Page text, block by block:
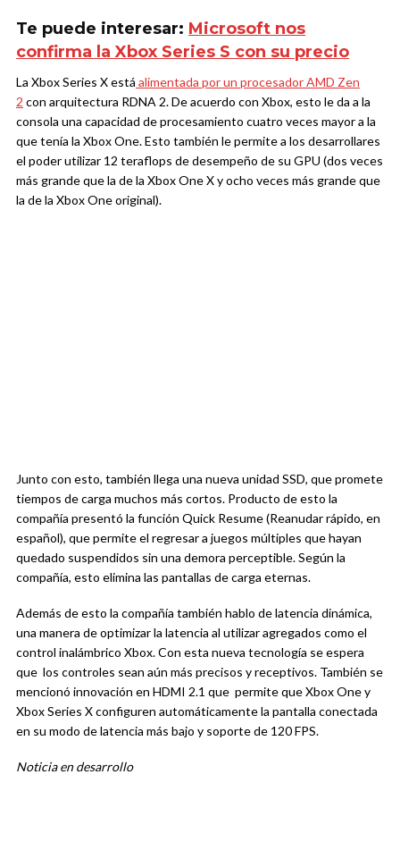
Te puede interesar: Microsoft nos
confirma la Xbox Series S con su precio
La Xbox Series X está alimentada por un procesador AMD Zen
2 con arquitectura RDNA 2. De acuerdo con Xbox, esto le da a la
consola una capacidad de procesamiento cuatro veces mayor a la
que tenía la Xbox One. Esto también le permite a los desarrollares
el poder utilizar 12 teraflops de desempeño de su GPU (dos veces
más grande que la de la Xbox One X y ocho veces más grande que
la de la Xbox One original).
Junto con esto, también llega una nueva unidad SSD, que promete
tiempos de carga muchos más cortos. Producto de esto la
compañía presentó la función Quick Resume (Reanudar rápido, en
español), que permite el regresar a juegos múltiples que hayan
quedado suspendidos sin una demora perceptible. Según la
compañía, esto elimina las pantallas de carga eternas.
Además de esto la compañía también hablo de latencia dinámica,
una manera de optimizar la latencia al utilizar agregados como el
control inalámbrico Xbox. Con esta nueva tecnología se espera
que los controles sean aún más precisos y receptivos. También se
mencionó innovación en HDMI 2.1 que permite que Xbox One y
Xbox Series X configuren automáticamente la pantalla conectada
en su modo de latencia más bajo y soporte de 120 FPS.
Noticia en desarrollo